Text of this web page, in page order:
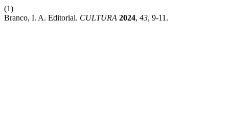
(1)
Branco, I. A. Editorial. CULTURA 2024, 43, 9-11.